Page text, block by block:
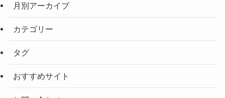
月別アーカイブ
カテゴリー
タグ
おすすめサイト